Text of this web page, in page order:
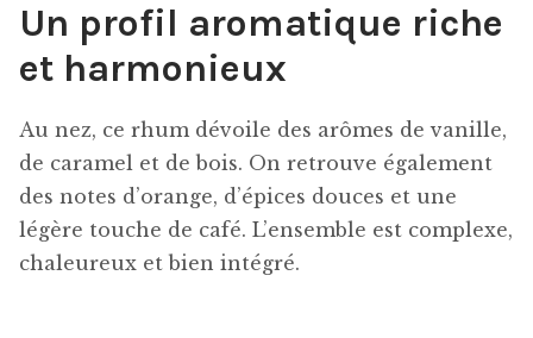
Un profil aromatique riche
et harmonieux
Au nez, ce rhum dévoile des arômes de vanille,
de caramel et de bois. On retrouve également
des notes d’orange, d’épices douces et une
légère touche de café. L’ensemble est complexe,
chaleureux et bien intégré.